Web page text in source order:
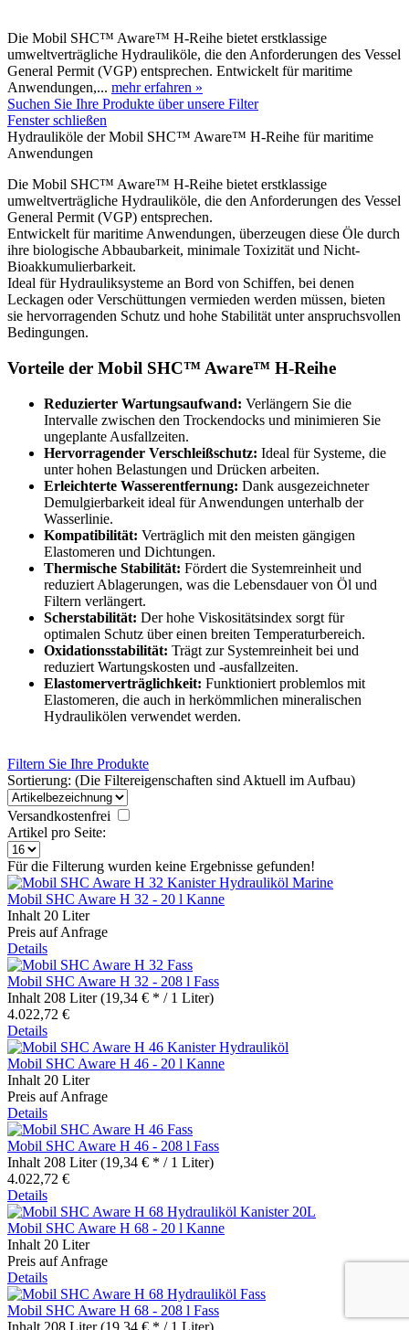
Die Mobil SHC™ Aware™ H-Reihe bietet erstklassige
umweltverträgliche Hydrauliköle, die den Anforderungen des Vessel
General Permit (VGP) entsprechen. Entwickelt für maritime
Anwendungen,... mehr erfahren »
Suchen Sie Ihre Produkte über unsere Filter
Fenster schließen
Hydrauliköle der Mobil SHC™ Aware™ H-Reihe für maritime
Anwendungen
Die Mobil SHC™ Aware™ H-Reihe bietet erstklassige
umweltverträgliche Hydrauliköle, die den Anforderungen des Vessel
General Permit (VGP) entsprechen.
Entwickelt für maritime Anwendungen, überzeugen diese Öle durch
ihre biologische Abbaubarkeit, minimale Toxizität und Nicht-
Bioakkumulierbarkeit.
Ideal für Hydrauliksysteme an Bord von Schiffen, bei denen
Leckagen oder Verschüttungen vermieden werden müssen, bieten
sie hervorragenden Schutz und hohe Stabilität unter anspruchsvollen
Bedingungen.
Vorteile der Mobil SHC™ Aware™ H-Reihe
Reduzierter Wartungsaufwand: Verlängern Sie die
Intervalle zwischen den Trockendocks und minimieren Sie
ungeplante Ausfallzeiten.
Hervorragender Verschleißschutz: Ideal für Systeme, die
unter hohen Belastungen und Drücken arbeiten.
Erleichterte Wasserentfernung: Dank ausgezeichneter
Demulgierbarkeit ideal für Anwendungen unterhalb der
Wasserlinie.
Kompatibilität: Verträglich mit den meisten gängigen
Elastomeren und Dichtungen.
Thermische Stabilität: Fördert die Systemreinheit und
reduziert Ablagerungen, was die Lebensdauer von Öl und
Filtern verlängert.
Scherstabilität: Der hohe Viskositätsindex sorgt für
optimalen Schutz über einen breiten Temperaturbereich.
Oxidationsstabilität: Trägt zur Systemreinheit bei und
reduziert Wartungskosten und -ausfallzeiten.
Elastomerverträglichkeit: Funktioniert problemlos mit
Elastomeren, die auch in herkömmlichen mineralischen
Hydraulikölen verwendet werden.
Filtern Sie Ihre Produkte
Sortierung: (Die Filtereigenschaften sind Aktuell im Aufbau)
Versandkostenfrei
Artikel pro Seite:
Für die Filterung wurden keine Ergebnisse gefunden!
Mobil SHC Aware H 32 - 20 l Kanne
Inhalt 20 Liter
Preis auf Anfrage
Details
Mobil SHC Aware H 32 - 208 l Fass
Inhalt 208 Liter(19,34 € * / 1 Liter)
4.022,72 €
Details
Mobil SHC Aware H 46 - 20 l Kanne
Inhalt 20 Liter
Preis auf Anfrage
Details
Mobil SHC Aware H 46 - 208 l Fass
Inhalt 208 Liter(19,34 € * / 1 Liter)
4.022,72 €
Details
Mobil SHC Aware H 68 - 20 l Kanne
Inhalt 20 Liter
Preis auf Anfrage
Details
Mobil SHC Aware H 68 - 208 l Fass
Inhalt 208 Liter(19,34 € * / 1 Liter)